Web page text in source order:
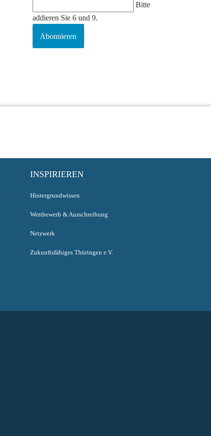
Bitte
addieren Sie 6 und 9.
Abonnieren
INSPIRIEREN
Hintergrundwissen
Wettbewerb & Ausschreibung
Netzwerk
Zukunftsfähiges Thüringen e.V.